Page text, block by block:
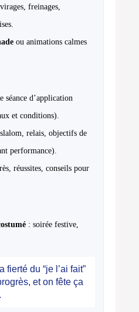
freinages,
ou animations calmes
séance d’application
et conditions).
relais, objectifs de
performance).
réussites, conseils pour
: soirée festive,
la fierté du “je l’ai fait”
et on fête ça